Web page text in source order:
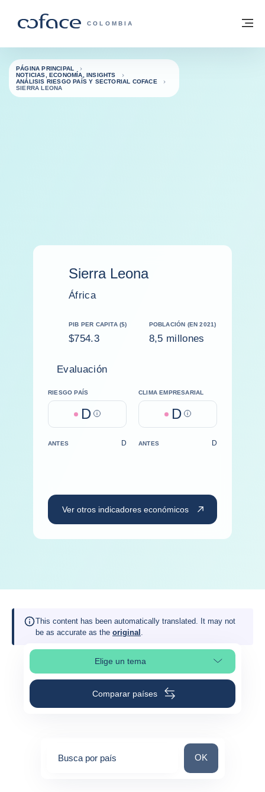
COFACE - FOR TRADE
COLOMBIA
Volver a la página principal
PÁGINA PRINCIPAL
NOTICIAS, ECONOMÍA, INSIGHTS
ANÁLISIS RIESGO PAÍS Y SECTORIAL COFACE
SIERRA LEONA
Sierra Leona
África
PIB PER CAPITA ($)
$754.3
POBLACIÓN (EN 2021)
8,5 millones
Evaluación
RIESGO PAÍS
D Help
CLIMA EMPRESARIAL
D Help
ANTES D ANTES D
Ver otros indicadores económicos
This content has been automatically translated. It may not
be as accurate as the original .
Elige un temaSelleciona la sección de la página
Comparar países
Busca por país Busca por país
OK